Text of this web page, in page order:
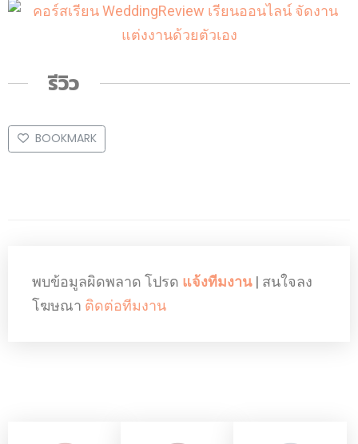
รีวิว
BOOKMARK
พบข้อมูลผิดพลาด โปรด แจ้งทีมงาน| สนใจลง
โฆษณา ติดต่อทีมงาน